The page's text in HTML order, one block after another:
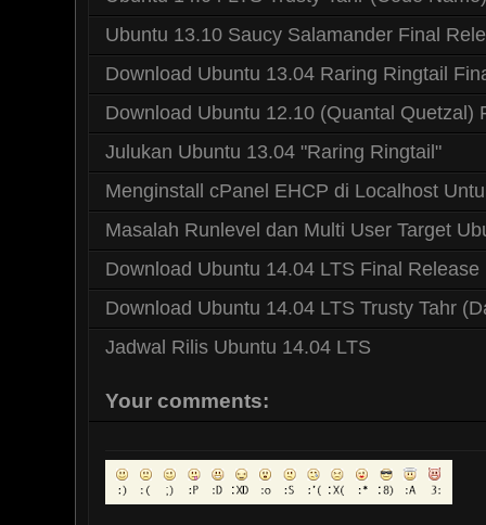
Ubuntu 13.10 Saucy Salamander Final
Download Ubuntu 13.04 Raring Ringtail
Download Ubuntu 12.10 (Quantal Quetzal)
Julukan Ubuntu 13.04 "Raring Ringtail"
Menginstall cPanel EHCP di Localhost
Masalah Runlevel dan Multi User Target
Download Ubuntu 14.04 LTS Final Release
Download Ubuntu 14.04 LTS Trusty Tahr
Jadwal Rilis Ubuntu 14.04 LTS
Your comments: